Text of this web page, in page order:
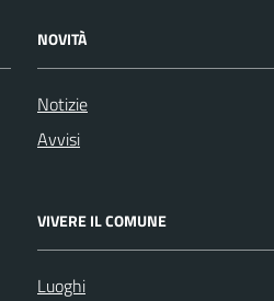
NOVITÀ
Notizie
Avvisi
VIVERE IL COMUNE
Luoghi